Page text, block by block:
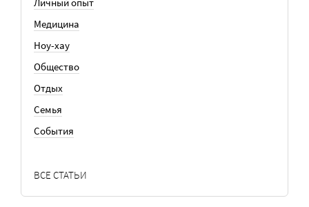
Медицина
Ноу-хау
Общество
Отдых
Семья
События
ВСЕ СТАТЬИ